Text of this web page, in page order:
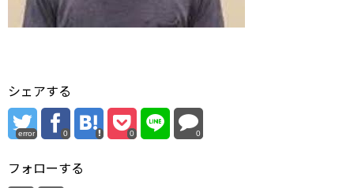
シェアする
error 0 0 0
フォローする